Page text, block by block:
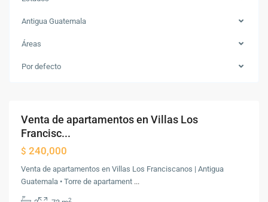
Antigua Guatemala
Áreas
Por defecto
Antigua
Guatemala
Destacado
Venta de apartamentos en Villas Los
Francisc...
$ 240,000
Venta de apartamentos en Villas Los Franciscanos | Antigua
Guatemala • Torre de apartament ...
2